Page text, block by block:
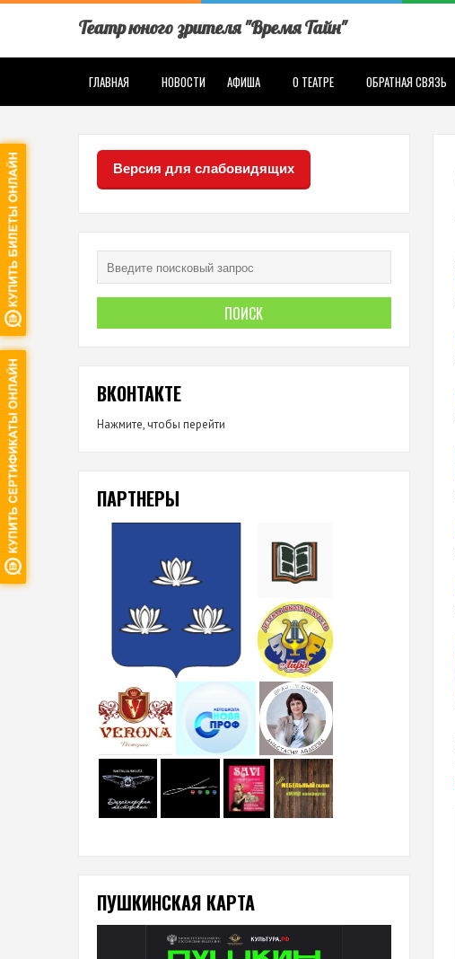
Театр юного зрителя "Время Тайн"
ГЛАВНАЯ НОВОСТИ АФИША О ТЕАТРЕ ОБРАТНАЯ СВЯЗЬ
Версия для слабовидящих
ВКОНТАКТЕ
Нажмите, чтобы перейти
ПАРТНЕРЫ
ПУШКИНСКАЯ КАРТА